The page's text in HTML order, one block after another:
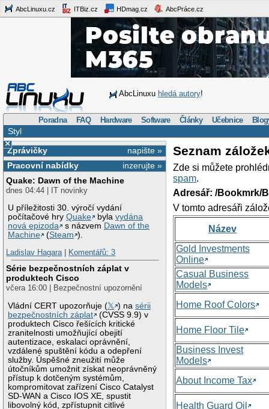
AbcLinuxu.cz ITBiz.cz HDmag.cz AbcPráce.cz
AbcLinuxu hledá autory!
Poradna FAQ Hardware Software Články Učebnice
Styl
×
napište »
Zprávičky
inzerujte »
Pracovní nabídky
Quake: Dawn of the Machine
dnes 04:44 | IT novinky
U příležitosti 30. výročí vydání
počítačové hryQuake bylavydána
nová epizoda
s názvem Dawn of the
Machine
(Steam ).
Ladislav Hagara| Komentářů: 3
Série bezpečnostních záplat v
produktech Cisco
včera 16:00 | Bezpečnostní upozornění
Vládní CERT upozorňuje (𝕏 ) nasérii
bezpečnostních záplat
(CVSS 9.9) v
produktech Cisco řešících kritické
zranitelnosti umožňující obejití
autentizace, eskalaci oprávnění,
vzdálené spuštění kódu a odepření
služby. Úspěšné zneužití může
útočníkům umožnit získat neoprávněný
přístup k dotčeným systémům,
kompromitovat zařízení Cisco Catalyst
SD-WAN a Cisco IOS XE, spustit
libovolný kód, zpřístupnit citlivé
Seznam
Zde si můžete
spam.
Adresář: /Bookmrk/
V tomto adresáři
Název
Gold Investments
Online
Casual Business
Models
Home Roof Colors
Home Floor Tile
Business Invest
Models
About Income Tax
Health Guard Oil